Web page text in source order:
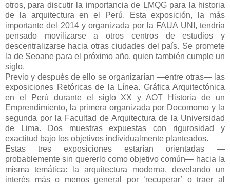
otros, para discutir la importancia de LMQG para la historia
de la arquitectura en el Perú. Esta exposición, la más
importante del 2014 y organizada por la FAUA UNI, tendría
pensado movilizarse a otros centros de estudios y
descentralizarse hacia otras ciudades del país. Se promete
la de Seoane para el próximo año, quien también cumple un
siglo.
Previo y después de ello se organizarían —entre otras— las
exposiciones Retóricas de la Línea. Gráfica Arquitectónica
en el Perú durante el siglo XX y AOT Historia de un
Emprendimiento, la primera organizada por Docomomo y la
segunda por la Facultad de Arquitectura de la Universidad
de Lima. Dos muestras expuestas con rigurosidad y
exactitud bajo los objetivos individualmente planteados.
Estas tres exposiciones estarían orientadas —
probablemente sin quererlo como objetivo común— hacia la
misma temática: la arquitectura moderna, develando un
interés más o menos general por ‘recuperar’ o traer al